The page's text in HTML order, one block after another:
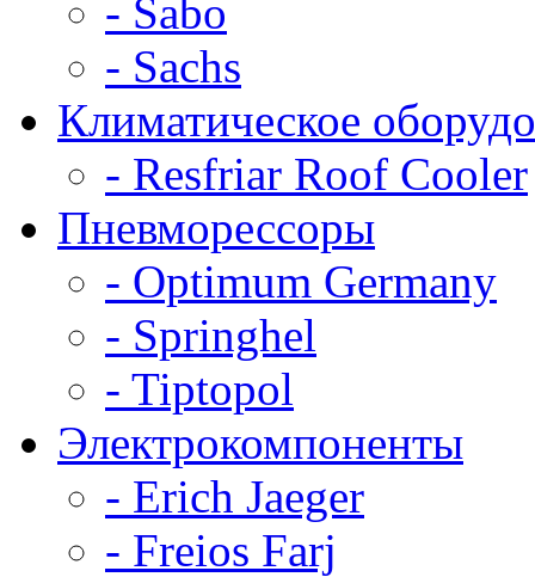
- Sabo
- Sachs
Климатическое
- Resfriar Roof Cooler
Пневморессоры
- Optimum Germany
- Springhel
- Tiptopol
Электрокомпоненты
- Erich Jaeger
- Freios Farj